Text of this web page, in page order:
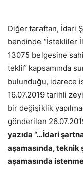
Diğer taraftan, İdari
bendinde “İstekliler
13075 belgesine
teklif’ kapsamında
bulunduğu, idarece
16.07.2019 tarihli
bir değişiklik
gönderilen
yazıda “…İdari
aşamasında,
aşamasında